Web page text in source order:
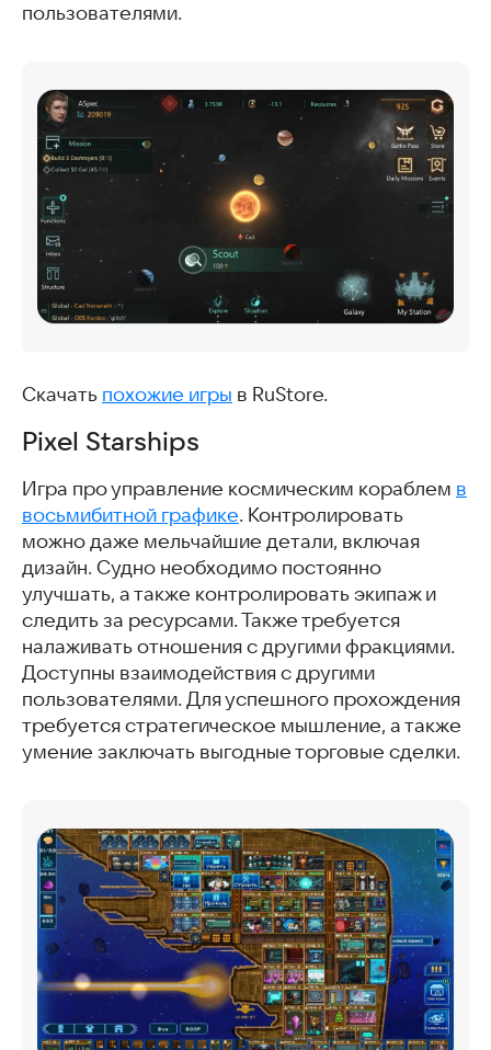
пользователями.
Скачать похожие игры в RuStore.
Pixel Starships
Игра про управление космическим кораблем в
восьмибитной графике. Контролировать
можно даже мельчайшие детали, включая
дизайн. Судно необходимо постоянно
улучшать, а также контролировать экипаж и
следить за ресурсами. Также требуется
налаживать отношения с другими фракциями.
Доступны взаимодействия с другими
пользователями. Для успешного прохождения
требуется стратегическое мышление, а также
умение заключать выгодные торговые сделки.